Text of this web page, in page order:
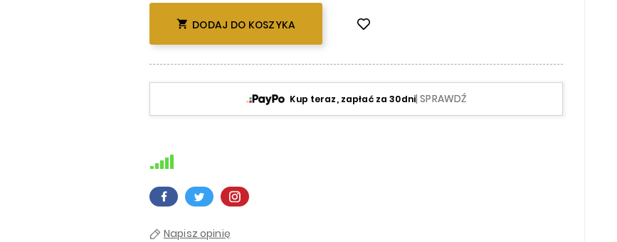
 DODAJ DO KOSZYKA
Kup teraz, zapłać za 30dni| SPRAWDŹ
Napisz opinię